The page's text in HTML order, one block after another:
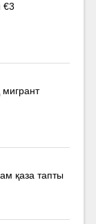
€3
қаза тапты